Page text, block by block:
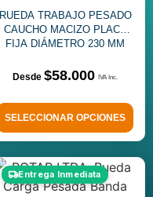
RUEDA TRABAJO PESADO
CAUCHO MACIZO PLACA
FIJA DIÁMETRO 230 MM
$58.000
SELECCIONAR OPCIONES
Entrega Inmediata